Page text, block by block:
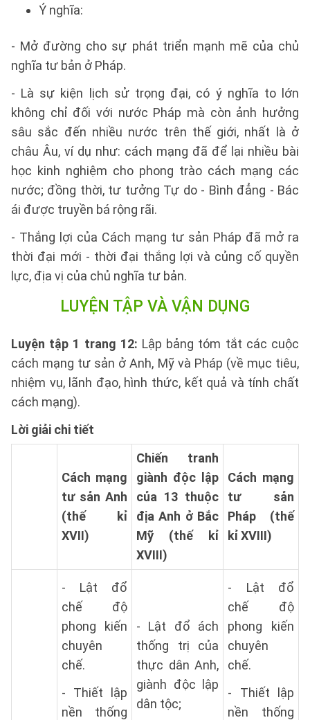
Ý nghĩa:
- Mở đường cho sự phát triển mạnh mẽ của chủ
nghĩa tư bản ở Pháp.
- Là sự kiện lịch sử trọng đại, có ý nghĩa to lớn
không chỉ đối với nước Pháp mà còn ảnh hưởng
sâu sắc đến nhiều nước trên thế giới, nhất là ở
châu Âu, ví dụ như: cách mạng đã để lại nhiều bài
học kinh nghiệm cho phong trào cách mạng các
nước; đồng thời, tư tưởng Tự do - Bình đẳng - Bác
ái được truyền bá rộng rãi.
- Thắng lợi của Cách mạng tư sản Pháp đã mở ra
thời đại mới - thời đại thắng lợi và củng cố quyền
lực, địa vị của chủ nghĩa tư bản.
LUYỆN TẬP VÀ VẬN DỤNG
Luyện tập 1 trang 12: Lập bảng tóm tắt các cuộc
cách mạng tư sản ở Anh, Mỹ và Pháp (về mục tiêu,
nhiệm vụ, lãnh đạo, hình thức, kết quả và tính chất
cách mạng).
Lời giải chi tiết
Cách mạng
tư sản Anh
(thế kỉ
XVII)
Chiến tranh
giành độc lập
của 13 thuộc
địa Anh ở Bắc
Mỹ (thế kỉ
XVIII)
Cách mạng
tư sản
Pháp (thế
kỉ XVIII)
- Lật đổ
chế độ
phong kiến
chuyên
chế.
- Thiết lập
nền thống
- Lật đổ ách
thống trị của
thực dân Anh,
giành độc lập
dân tộc;
- Lật đổ
chế độ
phong kiến
chuyên
chế.
- Thiết lập
nền thống